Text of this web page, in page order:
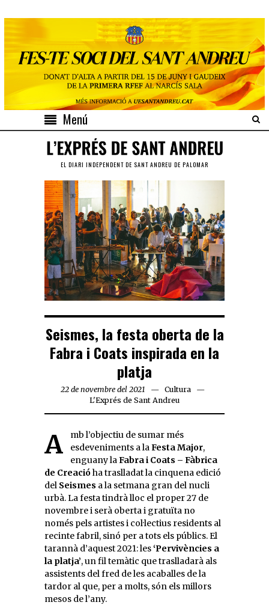
Menú
EL DIARI INDEPENDENT DE SANT ANDREU DE PALOMAR
Seismes, la festa oberta de la
Fabra i Coats inspirada en la
platja
22 de novembre del 2021
Cultura
L'Exprés de Sant Andreu
Amb l’objectiu de sumar més esdeveniments a laFesta Major,
enguany laFabra i Coats – Fàbrica
de Creacióha traslladat la cinquena edició
del Seismes a la setmana gran del nucli
urbà. La festa tindrà lloc el proper 27 de
novembre i serà oberta i gratuïta no
només pels artistes i col·lectius residents al
recinte fabril, sinó per a tots els públics. El
tarannà d’aquest 2021: les‘Pervivències a
la platja’, un fil temàtic que traslladarà als
assistents del fred de les acaballes de la
tardor al que, per a molts, són els millors
mesos de l’any.